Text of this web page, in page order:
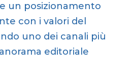
un posizionamento
con i valori del
uno dei canali più
editoriale